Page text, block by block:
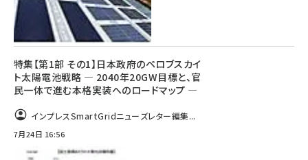
特集【第1部 その1】日本政府のペロブスカイ
ト太陽電池戦略 ― 2040年20GW目標と、官
民一体で進む本格実装へのロードマップ ―
インプレスSmartGridニューズレター編集...
7月24日 16:56